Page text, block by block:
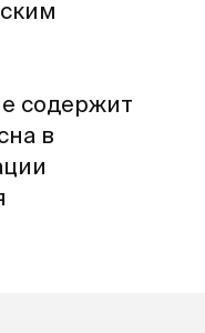
содержит
в